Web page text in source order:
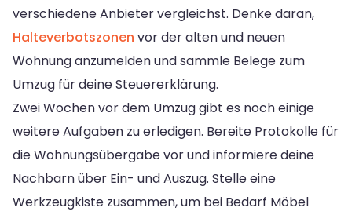
verschiedene Anbieter vergleichst. Denke daran,
Halteverbotszonen vor der alten und neuen
Wohnung anzumelden und sammle Belege zum
Umzug für deine Steuererklärung.
Zwei Wochen vor dem Umzug gibt es noch einige
weitere Aufgaben zu erledigen. Bereite Protokolle für
die Wohnungsübergabe vor und informiere deine
Nachbarn über Ein- und Auszug. Stelle eine
Werkzeugkiste zusammen, um bei Bedarf Möbel